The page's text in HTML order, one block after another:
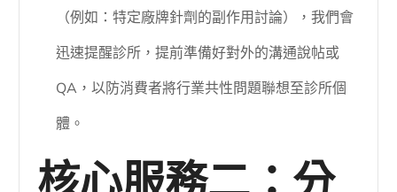
（例如：特定廠牌針劑的副作用討論），我們會
迅速提醒診所，提前準備好對外的溝通說帖或
QA，以防消費者將行業共性問題聯想至診所個
體。